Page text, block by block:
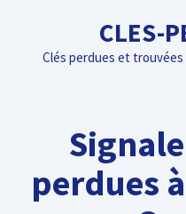
contenu
CLES-
Clés perdues et trouvées
perdues